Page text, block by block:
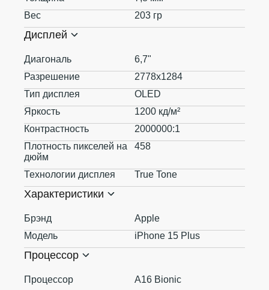
Вес
203 гр
Дисплей
Диагональ
6,7"
Разрешение
2778x1284
Тип дисплея
OLED
Яркость
1200 кд/м²
Контрастность
2000000:1
Плотность пикселей на
дюйм
458
Технологии дисплея True Tone
Характеристики
Брэнд
Apple
Модель
iPhone 15 Plus
Процессор
Процессор A16 Bionic